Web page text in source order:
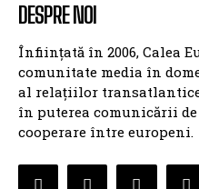
DESPRE NOI
Înființată în 2006, Calea
comunitate media în
al relațiilor transatlantice
în puterea comunicării
cooperare între europeni.